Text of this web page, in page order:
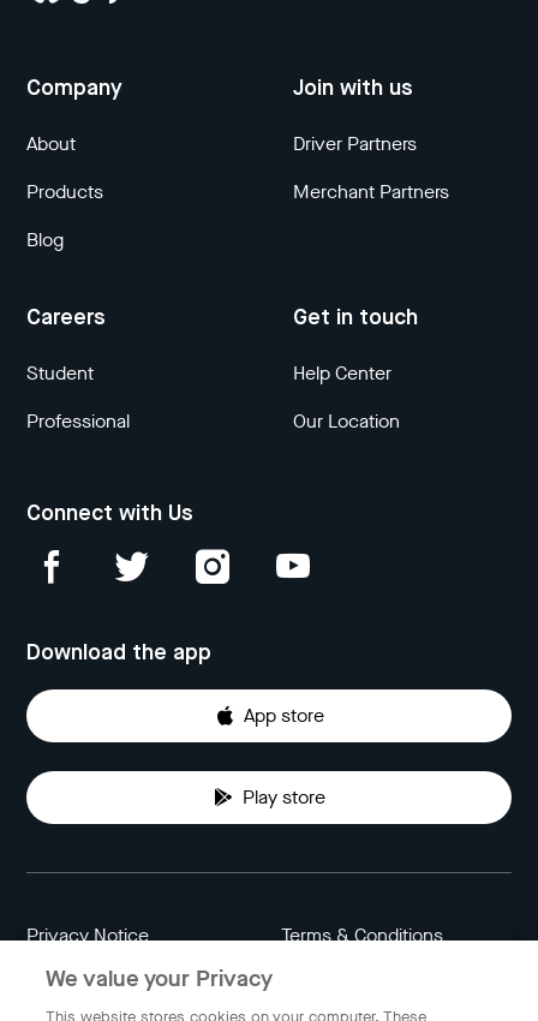
Company
About
Products
Blog
Join with us
Driver Partners
Merchant Partners
Careers
Student
Professional
Get in touch
Help Center
Our Location
Connect with Us
Download the app
App store
Play store
Privacy Notice Terms & Conditions
Data Attribution
We value your Privacy
This website stores cookies on your computer. These